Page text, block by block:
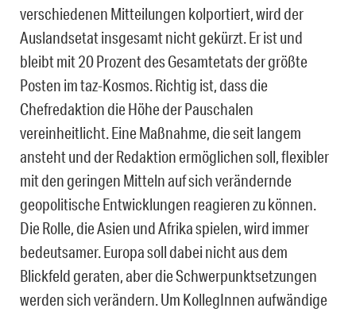
verschiedenen Mitteilungen kolportiert, wird der
Auslandsetat insgesamt nicht gekürzt. Er ist und
bleibt mit 20 Prozent des Gesamtetats der größte
Posten im taz-Kosmos. Richtig ist, dass die
Chefredaktion die Höhe der Pauschalen
vereinheitlicht. Eine Maßnahme, die seit langem
ansteht und der Redaktion ermöglichen soll, flexibler
mit den geringen Mitteln auf sich verändernde
geopolitische Entwicklungen reagieren zu können.
Die Rolle, die Asien und Afrika spielen, wird immer
bedeutsamer. Europa soll dabei nicht aus dem
Blickfeld geraten, aber die Schwerpunktsetzungen
werden sich verändern. Um KollegInnen aufwändige